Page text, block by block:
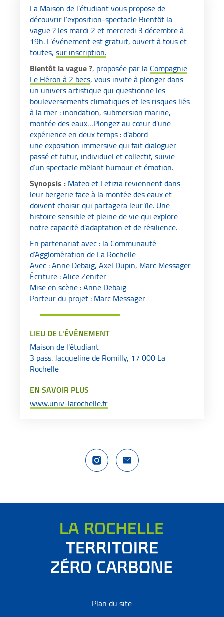
La Maison de l’étudiant vous propose de
découvrir l’exposition-spectacle Bientôt la
vague ? les mardi 2 et mercredi 3 décembre à
19h. L’événement est gratuit, ouvert à tous et
toutes,sur inscription.
Bientôt la vague ?, proposée par laCompagnie
Le Héron à 2 becs, vous invite à plonger dans
un univers artistique qui questionne les
bouleversements climatiques et les risques liés
à la mer : inondation, submersion marine,
montée des eaux…Plongez au cœur d’une
expérience en deux temps : d’abord
une exposition immersive qui fait dialoguer
passé et futur, individuel et collectif, suivie
d’un spectacle mêlant humour et émotion.
Synopsis :Mateo et Letizia reviennent dans
leur bergerie face à la montée des eaux et
doivent choisir qui partagera leur île. Une
histoire sensible et pleine de vie qui explore
notre capacité d’adaptation et de résilience.
En partenariat avec : la Communauté
d’Agglomération de La Rochelle
Avec : Anne Debaig, Axel Dupin, Marc Messager
Écriture : Alice Zeniter
Mise en scène : Anne Debaig
Porteur du projet : Marc Messager
LIEU DE L'ÉVÈNEMENT
Maison de l'étudiant
3 pass. Jacqueline de Romilly, 17 000 La
Rochelle
EN SAVOIR PLUS
www.univ-larochelle.fr
Compte Instagram La Rochelle
Nous contacter
Plan du site